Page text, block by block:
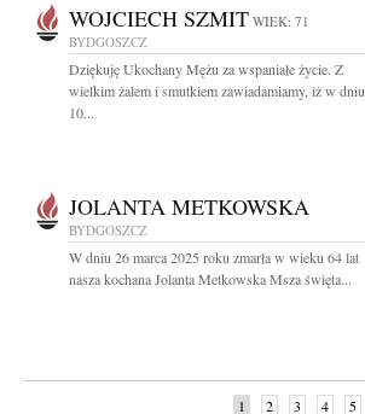
WOJCIECH SZMIT WIEK: 71
BYDGOSZCZ
Dziękuję Ukochany Mężu za wspaniałe życie. Z
wielkim żalem i smutkiem zawiadamiamy, iż w dniu
10...
JOLANTA METKOWSKA
BYDGOSZCZ
W dniu 26 marca 2025 roku zmarła w wieku 64 lat
nasza kochana Jolanta Metkowska Msza święta...
1 2 3 4 5